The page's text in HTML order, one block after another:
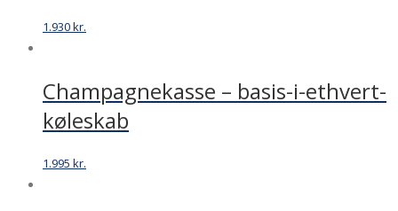
1.930kr.
Champagnekasse – basis-i-ethvert-
køleskab
1.995 kr.